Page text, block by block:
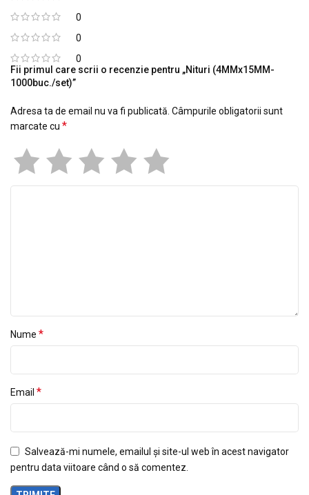
0
0
0
Fii primul care scrii o recenzie pentru „Nituri (4MMx15MM-
1000buc./set)”
Adresa ta de email nu va fi publicată. Câmpurile obligatorii sunt
marcate cu *
Nume *
Email *
Salvează-mi numele, emailul și site-ul web în acest navigator
pentru data viitoare când o să comentez.